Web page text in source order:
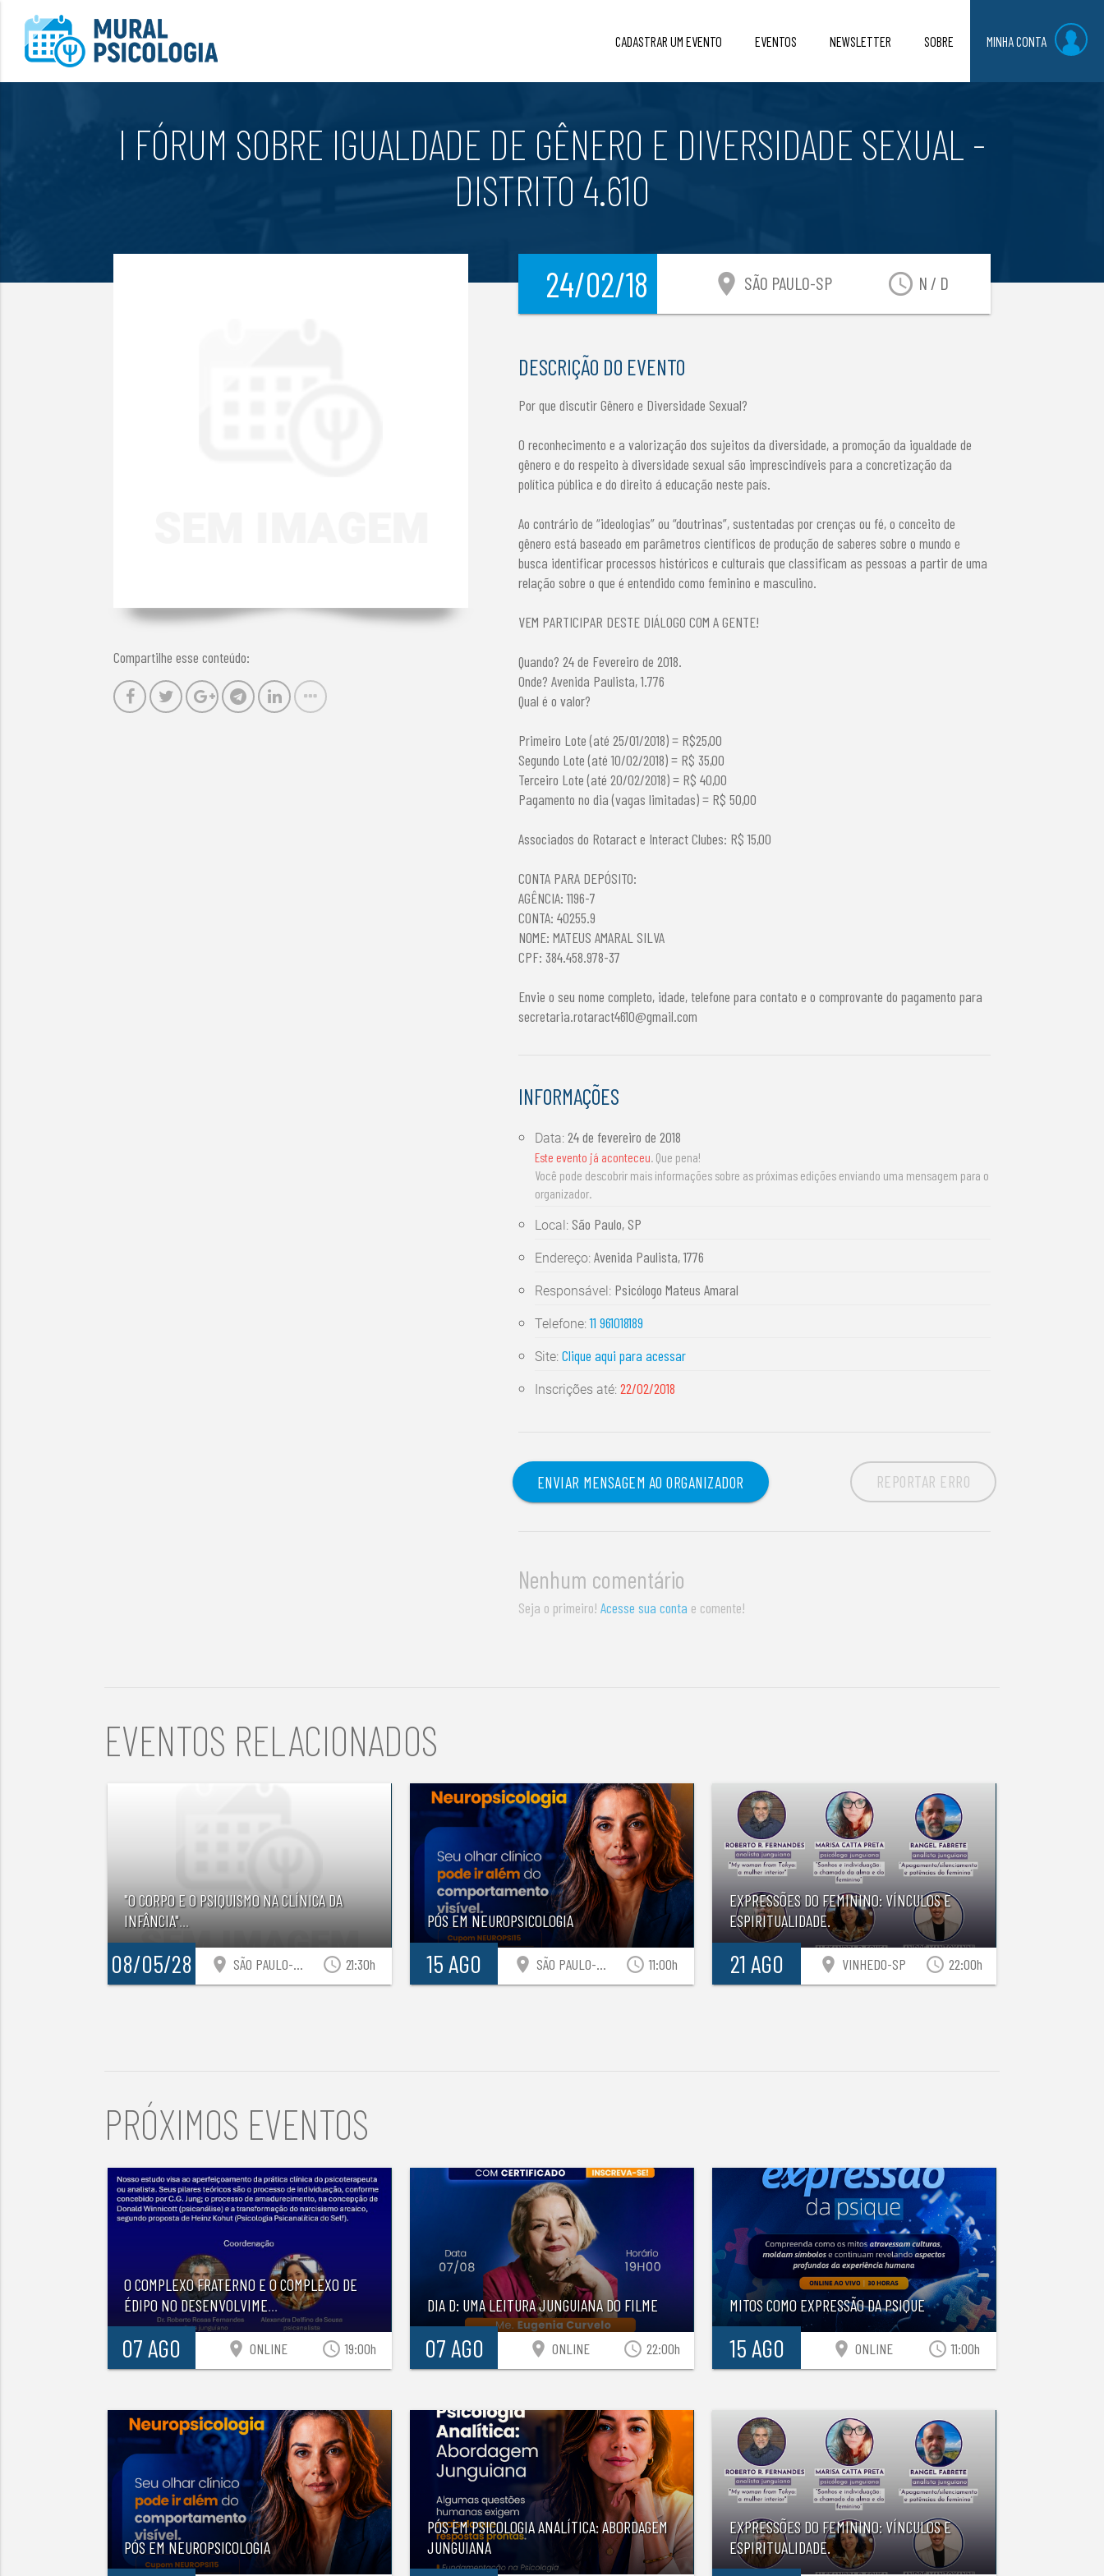
CADASTRAR UM EVENTO EVENTOS NEWSLETTER SOBRE MINHA CONTA
I FÓRUM SOBRE IGUALDADE DE GÊNERO E DIVERSIDADE SEXUAL -
DISTRITO 4.610
Compartilhe esse conteúdo:
24/02/18 access_time N / D
location_on SÃO PAULO-SP
DESCRIÇÃO DO EVENTO
Por que discutir Gênero e Diversidade Sexual?
O reconhecimento e a valorização dos sujeitos da diversidade, a promoção da igualdade de
gênero e do respeito à diversidade sexual são imprescindíveis para a concretização da
política pública e do direito á educação neste país.
Ao contrário de “ideologias” ou “doutrinas”, sustentadas por crenças ou fé, o conceito de
gênero está baseado em parâmetros científicos de produção de saberes sobre o mundo e
busca identificar processos históricos e culturais que classificam as pessoas a partir de uma
relação sobre o que é entendido como feminino e masculino.
VEM PARTICIPAR DESTE DIÁLOGO COM A GENTE!
Quando? 24 de Fevereiro de 2018.
Onde? Avenida Paulista, 1.776
Qual é o valor?
Primeiro Lote (até 25/01/2018) = R$25,00
Segundo Lote (até 10/02/2018) = R$ 35,00
Terceiro Lote (até 20/02/2018) = R$ 40,00
Pagamento no dia (vagas limitadas) = R$ 50,00
Associados do Rotaract e Interact Clubes: R$ 15,00
CONTA PARA DEPÓSITO:
AGÊNCIA: 1196-7
CONTA: 40255.9
NOME: MATEUS AMARAL SILVA
CPF: 384.458.978-37
Envie o seu nome completo, idade, telefone para contato e o comprovante do pagamento para
secretaria.rotaract4610@gmail.com
INFORMAÇÕES
Data:24 de fevereiro de 2018
Este evento já aconteceu. Que pena!
Você pode descobrir mais informações sobre as próximas edições enviando uma mensagem para o
organizador.
Local: São Paulo, SP
Endereço:Avenida Paulista, 1776
Responsável: Psicólogo Mateus Amaral
Telefone:11 961018189
Site:Clique aqui para acessar
Inscrições até:22/02/2018
ENVIAR MENSAGEM AO ORGANIZADOR REPORTAR ERRO
Nenhum comentário
Seja o primeiro!Acesse sua conta e comente!
EVENTOS RELACIONADOS
"O CORPO E O PSIQUISMO NA CLÍNICA DA
INFÂNCIA"...
08/05/28 location_on SÃO PAULO-SP access_time 21:30h
PÓS EM NEUROPSICOLOGIA
15 AGO location_on SÃO PAULO-SP access_time 11:00h
EXPRESSÕES DO FEMININO: VÍNCULOS E
ESPIRITUALIDADE.
21 AGO location_on VINHEDO-SP access_time 22:00h
PRÓXIMOS EVENTOS
O COMPLEXO FRATERNO E O COMPLEXO DE
ÉDIPO NO DESENVOLVIME ...
07 AGO location_on ONLINE access_time 19:00h
DIA D: UMA LEITURA JUNGUIANA DO FILME
07 AGO location_on ONLINE access_time 22:00h
MITOS COMO EXPRESSÃO DA PSIQUE
15 AGO location_on ONLINE access_time 11:00h
PÓS EM NEUROPSICOLOGIA
PÓS EM PSICOLOGIA ANALÍTICA: ABORDAGEM
JUNGUIANA
EXPRESSÕES DO FEMININO: VÍNCULOS E
ESPIRITUALIDADE.